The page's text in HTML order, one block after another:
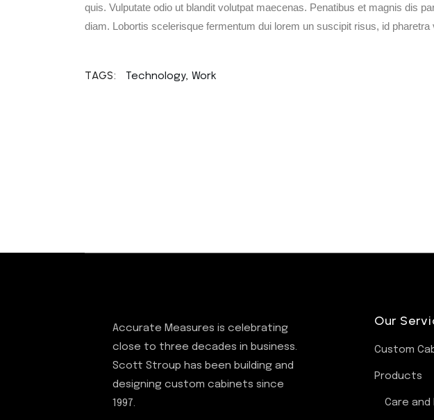
quis. Vulputate odio ut blandit volutpat maecenas. Penatibus et magnis dis
diam. Lobortis scelerisque fermentum dui lorem un suscipit risus, id pharetra
TAGS: Technology Work
Accurate Measures is celebrating
close to three decades in business.
Scott Stroup has been building and
designing custom cabinets since
1997.
Our
Custom
Products
Care and